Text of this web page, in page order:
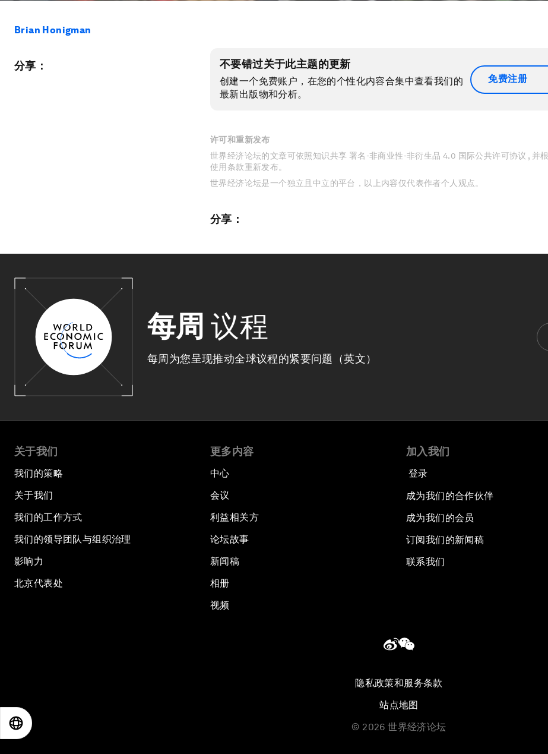
Brian Honigman
分享： 不要错过关于此主题的更新
创建一个免费账户，在您的个性化内容合集中查看我们的
最新出版物和分析。
免费注册
许可和重新发布
世界经济论坛的文章可依照知识共享 署名-非商业性-非衍生品 4.0 国际公共许可协议 , 并
使用条款重新发布。
世界经济论坛是一个独立且中立的平台，以上内容仅代表作者个人观点。
分享：
每周 议程
每周为您呈现推动全球议程的紧要问题（英文）
关于我们
我们的策略
关于我们
我们的工作方式
我们的领导团队与组织治理
影响力
北京代表处
更多内容
中心
会议
利益相关方
论坛故事
新闻稿
相册
视频
加入我们
登录
成为我们的合作伙伴
成为我们的会员
订阅我们的新闻稿
联系我们
隐私政策和服务条款
站点地图
© 2026 世界经济论坛